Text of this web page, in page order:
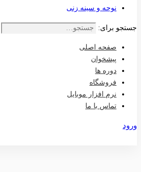
نوحه و سینه زنی
جستجو برای:
صفحه اصلی
پیشخوان
دوره ها
فروشگاه
نرم افزار موبایل
تماس با ما
ورود